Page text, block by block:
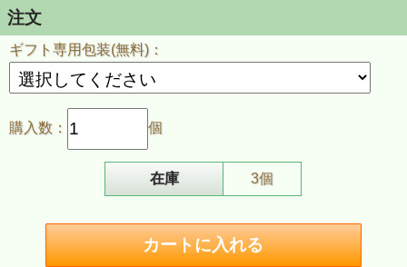
注文
ギフト専用包装(無料)：
購入数： 個
在庫 3個